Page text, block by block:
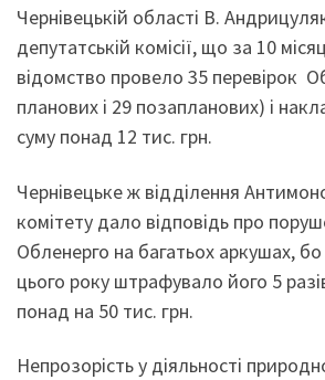
Чернівецькій області В.
депутатській комісії, що за 10
відомство провело 35 перевірок
планових і 29 позапланових) і
суму понад 12 тис. грн.
Чернівецьке ж відділення
комітету дало відповідь про
Обленерго на багатьох аркушах, бо
цього року штрафувало його 5
понад на 50 тис. грн.
Непрозорість у діяльності